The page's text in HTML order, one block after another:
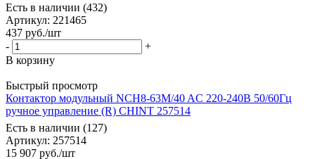
Есть в наличии (432)
Артикул: 221465
437 руб./шт
-
+
В корзину
Быстрый просмотр
Контактор модульный NCH8-63M/40 AC 220-240В 50/60Гц
ручное управление (R) CHINT 257514
Есть в наличии (127)
Артикул: 257514
15 907 руб./шт